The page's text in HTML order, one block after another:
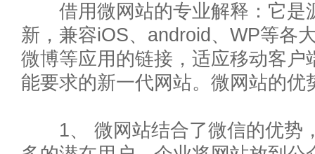
借用微网站的专业解释：它是
新，兼容iOS、android、WP等各
微博等应用的链接，适应移动客
能要求的新一代网站。微网站的优
1、 微网站结合了微信的优势